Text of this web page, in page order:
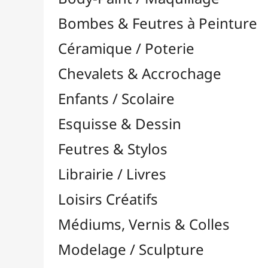
Feutres & Stylos
Librairie / Livres
Loisirs Créatifs
Médiums, Vernis & Colles
Modelage / Sculpture
Peintures / Couleurs
Résines / Moulage
Supports Dessin & Peinture
Transport / Rangement
Vannerie / Rotin
Accessoires / Outils
Éclisse & Bandes de Rotin
Livre sur le Rotin